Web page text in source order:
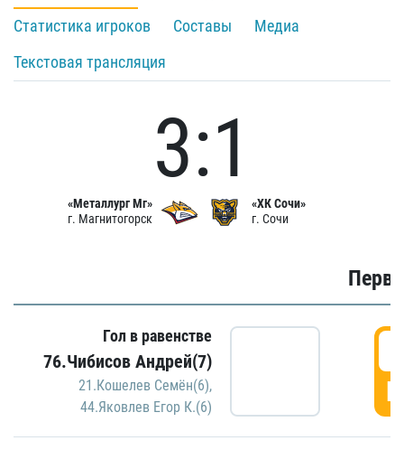
Статистика игроков
Составы
Медиа
Текстовая трансляция
«Металлург Мг»
г. Магнитогорск
3:1
«ХК Сочи»
г. Сочи
Гол в равенстве
76.Чибисов Андрей(7)
21.Кошелев Семён(6),
44.Яковлев Егор К.(6)